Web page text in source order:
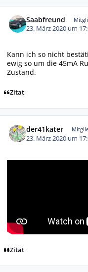
Saabfreund
23. März 2020 um
Kann ich so nicht
ewig so um die 45mA
Zustand.
Zitat
der41kater
23. März 2020 um
Zitat